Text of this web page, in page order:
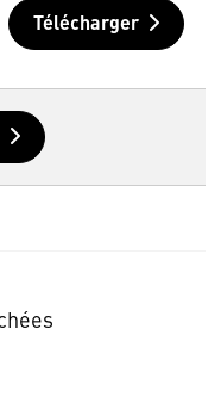
Télécharger